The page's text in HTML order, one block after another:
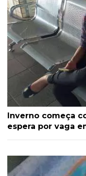
Inverno começa
espera por vaga